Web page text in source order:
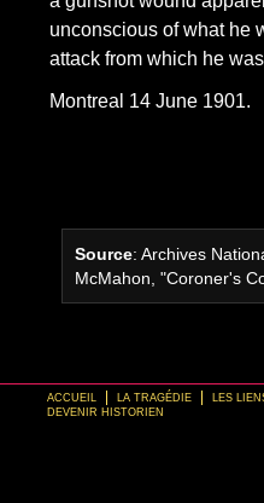
unconscious of what he
attack from which he
Montreal 14 June 1901.
Source: Archives
McMahon, "Coroner's
ACCUEIL LA TRAGÉDIE
LES
DEVENIR HISTORIEN